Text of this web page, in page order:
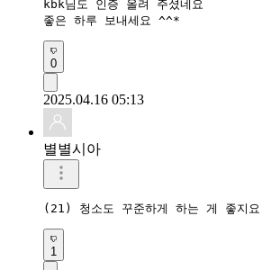
kbk님도 인증 올려 주셨네요
좋은 하루 보내세요 ^^*
0
2025.04.16 05:13
별별시아
(21) 청소도 꾸준하게 하는 게 좋지요
1